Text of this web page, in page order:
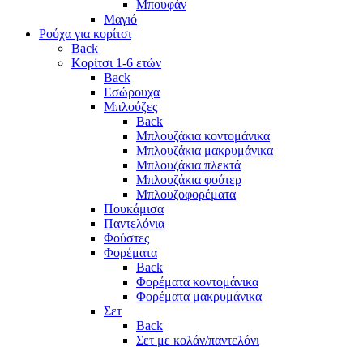
Μπουφάν
Μαγιό
Ρούχα για κορίτσι
Back
Κορίτσι 1-6 ετών
Back
Εσώρουχα
Μπλούζες
Back
Μπλουζάκια κοντομάνικα
Μπλουζάκια μακρυμάνικα
Μπλουζάκια πλεκτά
Μπλουζάκια φούτερ
Μπλουζοφορέματα
Πουκάμισα
Παντελόνια
Φούστες
Φορέματα
Back
Φορέματα κοντομάνικα
Φορέματα μακρυμάνικα
Σετ
Back
Σετ με κολάν/παντελόνι